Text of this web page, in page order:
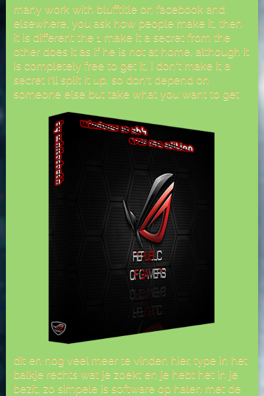
many work with blufftitle on facebook and
elsewhere, you ask how people make it, then
it is different the 1 make it a secret from the
other does it as if he is not at home, although it
is completely free to get it, i don't make it a
secret I'll split it up, so don't depend on
someone else but take what you want to get
dit en nog veel meer te vinden hier, type in het
balkje rechts wat je zoekt en je hebt het in je
bezit, zo simpele is software op halen met de